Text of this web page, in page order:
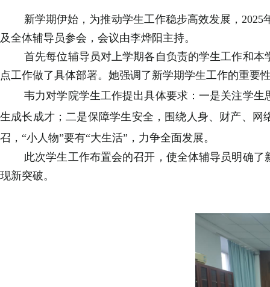
新学期伊始，为推动学生工作稳步高效发展，2025
及全体辅导员参会，会议由李烨阳主持。
首先每位辅导员对上学期各自负责的学生工作和
点工作做了具体部署。她强调了新学期学生工作的重要
韦力对学院学生工作提出具体要求：一是关注学
生成长成才；二是保障学生安全，围绕人身、财产、
召，“小人物”要有“大生活”，力争全面发展。
此次学生工作布置会的召开，使全体辅导员明确
现新突破。